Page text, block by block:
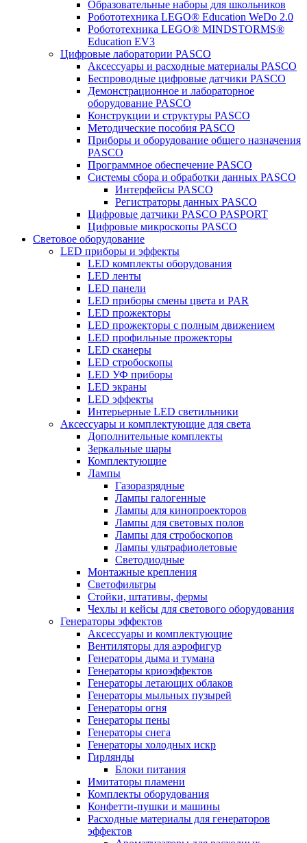
Образовательные наборы для школьников
Робототехника LEGO® Education WeDo 2.0
Робототехника LEGO® MINDSTORMS®
Education EV3
Цифровые лаборатории PASCO
Аксессуары и расходные материалы PASCO
Беспроводные цифровые датчики PASCO
Демонстрационное и лабораторное
оборудование PASCO
Конструкции и структуры PASCO
Методические пособия PASCO
Приборы и оборудование общего назначения
PASCO
Программное обеспечение PASCO
Системы сбора и обработки данных PASCO
Интерфейсы PASCO
Регистраторы данных PASCO
Цифровые датчики PASCO PASPORT
Цифровые микроскопы PASCO
Световое оборудование
LED приборы и эффекты
LED комплекты оборудования
LED ленты
LED панели
LED приборы смены цвета и PAR
LED прожекторы
LED прожекторы с полным движением
LED профильные прожекторы
LED сканеры
LED стробоскопы
LED УФ приборы
LED экраны
LED эффекты
Интерьерные LED светильники
Аксессуары и комплектующие для света
Дополнительные комплекты
Зеркальные шары
Комплектующие
Лампы
Газоразрядные
Лампы галогенные
Лампы для кинопроекторов
Лампы для световых полов
Лампы для стробоскопов
Лампы ультрафиолетовые
Светодиодные
Монтажные крепления
Светофильтры
Стойки, штативы, фермы
Чехлы и кейсы для светового оборудования
Генераторы эффектов
Аксессуары и комплектующие
Вентиляторы для аэрофигур
Генераторы дыма и тумана
Генераторы криоэффектов
Генераторы летающих облаков
Генераторы мыльных пузырей
Генераторы огня
Генераторы пены
Генераторы снега
Генераторы холодных искр
Гирлянды
Блоки питания
Имитаторы пламени
Комплекты оборудования
Конфетти-пушки и машины
Расходные материалы для генераторов
эффектов